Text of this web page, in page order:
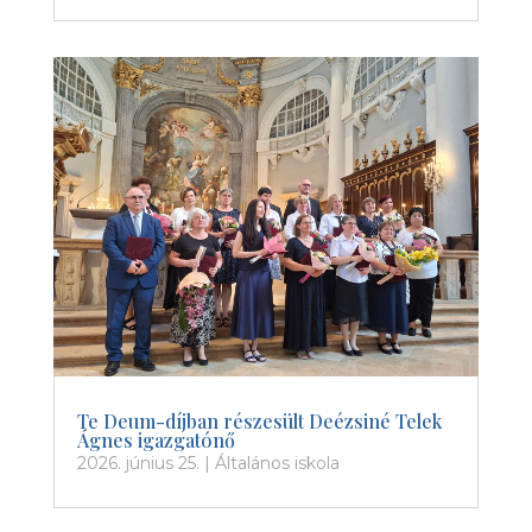
Te Deum-díjban részesült Deézsiné Telek
Ágnes igazgatónő
2026. június 25. | Általános iskola